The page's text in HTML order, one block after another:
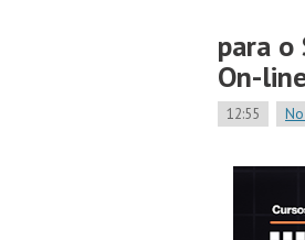
para o
On-
12:55